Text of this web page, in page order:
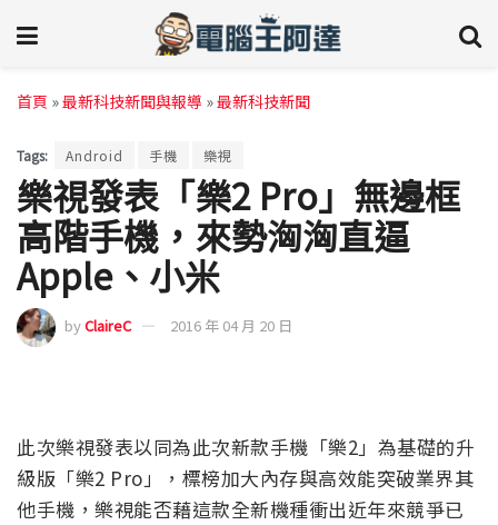
首頁 »最新科技新聞與報導 »最新科技新聞
Tags: Android 手機 樂視
樂視發表「樂2 Pro」無邊框
高階手機，來勢洶洶直逼
Apple、小米
byClaireC 2016 年 04 月 20 日
此次樂視發表以同為此次新款手機「樂2」為基礎的升
級版「樂2 Pro」，標榜加大內存與高效能突破業界其
他手機，樂視能否藉這款全新機種衝出近年來競爭已